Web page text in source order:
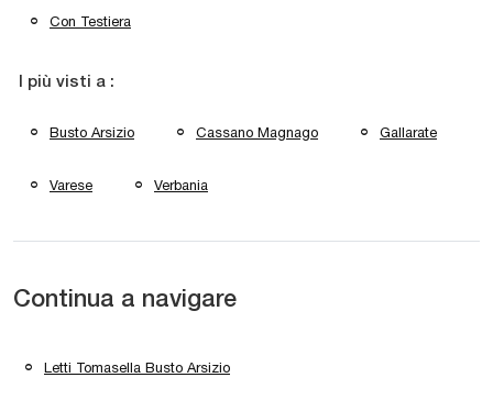
Con Testiera
I più visti a :
Busto Arsizio Cassano Magnago Gallarate
Varese Verbania
Continua a navigare
Letti Tomasella Busto Arsizio